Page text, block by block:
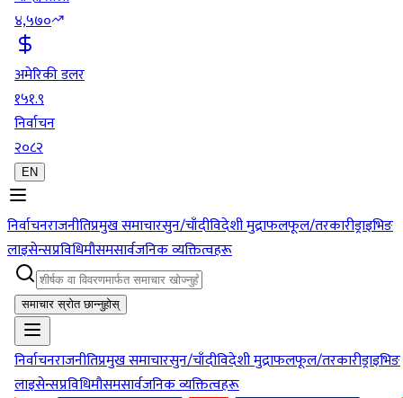
४,५७०
अमेरिकी डलर
१५१.९
निर्वाचन
२०८२
EN
निर्वाचनराजनीतिप्रमुख समाचारसुन/चाँदीविदेशी मुद्राफलफूल/तरकारीड्राइभिङ
लाइसेन्सप्रविधिमौसमसार्वजनिक व्यक्तित्वहरू
समाचार स्रोत छान्नुहोस्
निर्वाचनराजनीतिप्रमुख समाचारसुन/चाँदीविदेशी मुद्राफलफूल/तरकारीड्राइभिङ
लाइसेन्सप्रविधिमौसमसार्वजनिक व्यक्तित्वहरू